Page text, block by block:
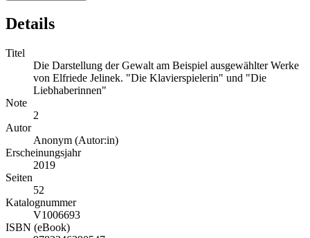
Details
Titel
Die Darstellung der Gewalt am Beispiel ausgewählter Werke
von Elfriede Jelinek. "Die Klavierspielerin" und "Die
Liebhaberinnen"
Note
2
Autor
Anonym (Autor:in)
Erscheinungsjahr
2019
Seiten
52
Katalognummer
V1006693
ISBN (eBook)